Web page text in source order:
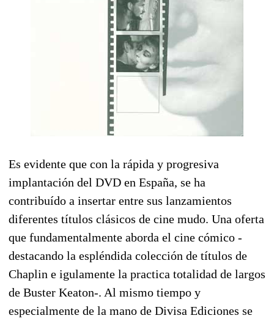
Es evidente que con la rápida y progresiva
implantación del DVD en España, se ha
contribuído a insertar entre sus lanzamientos
diferentes títulos clásicos de cine mudo. Una oferta
que fundamentalmente aborda el cine cómico -
destacando la espléndida colección de títulos de
Chaplin e igulamente la practica totalidad de largos
de Buster Keaton-. Al mismo tiempo y
especialmente de la mano de Divisa Ediciones se